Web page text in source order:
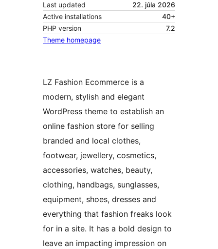
Last updated
22. júla 2026
Active installations
40+
PHP version
7.2
Theme homepage
LZ Fashion Ecommerce is a
modern, stylish and elegant
WordPress theme to establish an
online fashion store for selling
branded and local clothes,
footwear, jewellery, cosmetics,
accessories, watches, beauty,
clothing, handbags, sunglasses,
equipment, shoes, dresses and
everything that fashion freaks look
for in a site. It has a bold design to
leave an impacting impression on